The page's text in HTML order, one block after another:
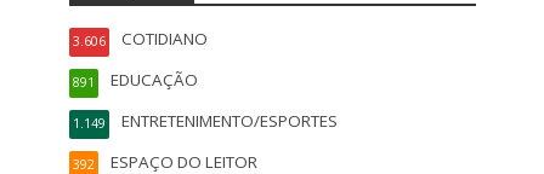
COTIDIANO
3.606
EDUCAÇÃO
891
ENTRETENIMENTO/ESPORTES
1.149
ESPAÇO DO LEITOR
392